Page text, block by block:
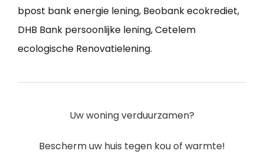
bpost bank energie lening, Beobank ecokrediet,
DHB Bank persoonlijke lening, Cetelem
ecologische Renovatielening.
Uw woning verduurzamen?
Bescherm uw huis tegen kou of warmte!